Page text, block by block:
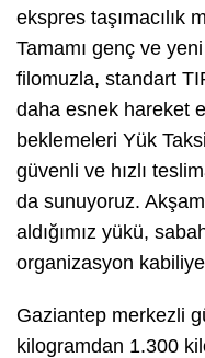
ekspres taşımacılık
Tamamı genç ve
filomuzla, standart
daha esnek hareket
beklemeleri Yük
güvenli ve hızlı
da sunuyoruz.
aldığımız yükü,
organizasyon
Gaziantep merkezli
kilogramdan 1.300